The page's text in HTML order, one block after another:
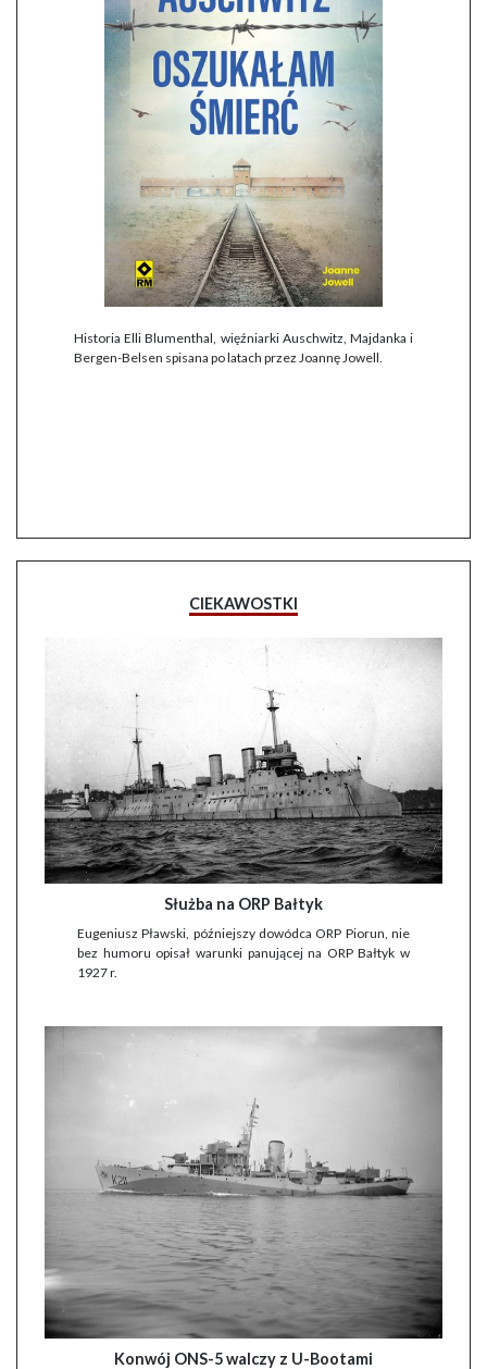
Historia Elli Blumenthal, więźniarki Auschwitz, Majdanka i
Bergen-Belsen spisana po latach przez Joannę Jowell.
CIEKAWOSTKI
Służba na ORP Bałtyk
Eugeniusz Pławski, późniejszy dowódca ORP Piorun, nie
bez humoru opisał warunki panującej na ORP Bałtyk w
1927 r.
Konwój ONS-5 walczy z U-Bootami